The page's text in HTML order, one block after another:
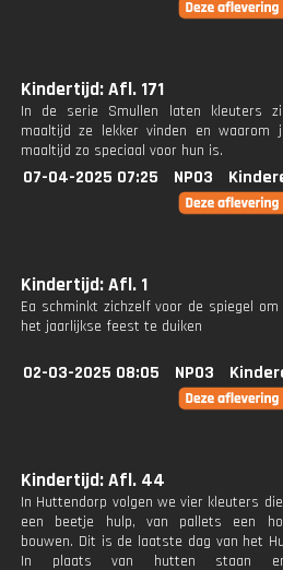
Kindertijd: Afl. 171
In de serie Smullen laten kleuters
maaltijd ze lekker vinden en waarom
maaltijd zo speciaal voor hun is.
07-04-2025 07:25 NPO3
Kindertijd: Afl. 1
Ea schminkt zichzelf voor de spiegel
het jaarlijkse feest te duiken
02-03-2025 08:05 NPO3
Kindertijd: Afl. 44
In Huttendorp volgen we vier kleuters
een beetje hulp, van pallets een
bouwen. Dit is de laatste dag van het
In plaats van hutten staan